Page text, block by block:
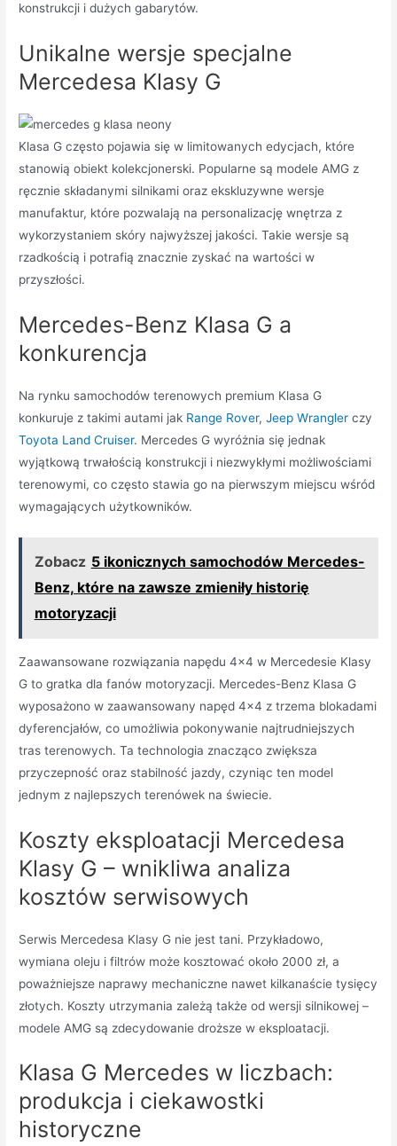
konstrukcji i dużych gabarytów.
Unikalne wersje specjalne
Mercedesa Klasy G
Klasa G często pojawia się w limitowanych edycjach, które
stanowią obiekt kolekcjonerski. Popularne są modele AMG z
ręcznie składanymi silnikami oraz ekskluzywne wersje
manufaktur, które pozwalają na personalizację wnętrza z
wykorzystaniem skóry najwyższej jakości. Takie wersje są
rzadkością i potrafią znacznie zyskać na wartości w
przyszłości.
Mercedes-Benz Klasa G a
konkurencja
Na rynku samochodów terenowych premium Klasa G
konkuruje z takimi autami jak Range Rover,Jeep Wrangler czy
Toyota Land Cruiser. Mercedes G wyróżnia się jednak
wyjątkową trwałością konstrukcji i niezwykłymi możliwościami
terenowymi, co często stawia go na pierwszym miejscu wśród
wymagających użytkowników.
Zobacz 5 ikonicznych samochodów Mercedes-
Benz, które na zawsze zmieniły historię
motoryzacji
Zaawansowane rozwiązania napędu 4×4 w Mercedesie Klasy
G to gratka dla fanów motoryzacji. Mercedes-Benz Klasa G
wyposażono w zaawansowany napęd 4×4 z trzema blokadami
dyferencjałów, co umożliwia pokonywanie najtrudniejszych
tras terenowych. Ta technologia znacząco zwiększa
przyczepność oraz stabilność jazdy, czyniąc ten model
jednym z najlepszych terenówek na świecie.
Koszty eksploatacji Mercedesa
Klasy G – wnikliwa analiza
kosztów serwisowych
Serwis Mercedesa Klasy G nie jest tani. Przykładowo,
wymiana oleju i filtrów może kosztować około 2000 zł, a
poważniejsze naprawy mechaniczne nawet kilkanaście tysięcy
złotych. Koszty utrzymania zależą także od wersji silnikowej –
modele AMG są zdecydowanie droższe w eksploatacji.
Klasa G Mercedes w liczbach:
produkcja i ciekawostki
historyczne